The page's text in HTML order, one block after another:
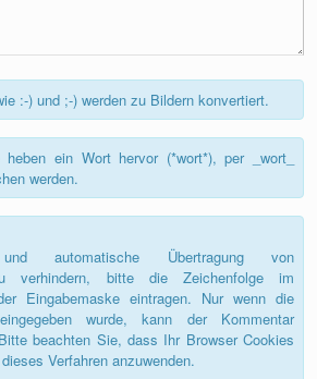
:-) und ;-) werden zu Bildern konvertiert.
heben ein Wort hervor (*wort*), per _wort_
werden.
automatische Übertragung von
verhindern, bitte die Zeichenfolge im
Eingabemaske eintragen. Nur wenn die
wurde, kann der Kommentar
beachten Sie, dass Ihr Browser Cookies
Verfahren anzuwenden.